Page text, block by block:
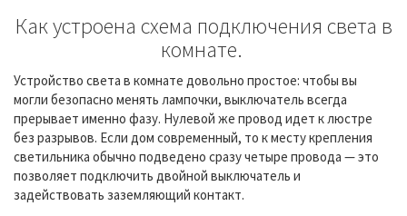
Как устроена схема подключения света в
комнате.
Устройство света в комнате довольно простое: чтобы вы
могли безопасно менять лампочки, выключатель всегда
прерывает именно фазу. Нулевой же провод идет к люстре
без разрывов. Если дом современный, то к месту крепления
светильника обычно подведено сразу четыре провода — это
позволяет подключить двойной выключатель и
задействовать заземляющий контакт.